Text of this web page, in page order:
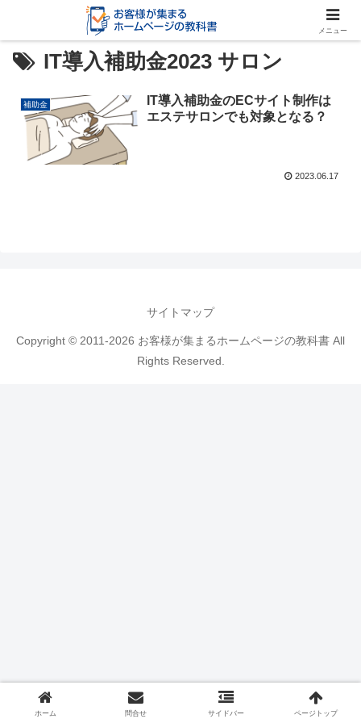
IT導入補助金2023 サロン
補助金
IT導入補助金のECサイト制作は
エステサロンでも対象となる？
2023.06.17
サイトマップ
Copyright © 2011-2026 お客様が集まるホームページの教科書 All
Rights Reserved.
メニュー
ホーム 問合せ サイドバー ページトップ